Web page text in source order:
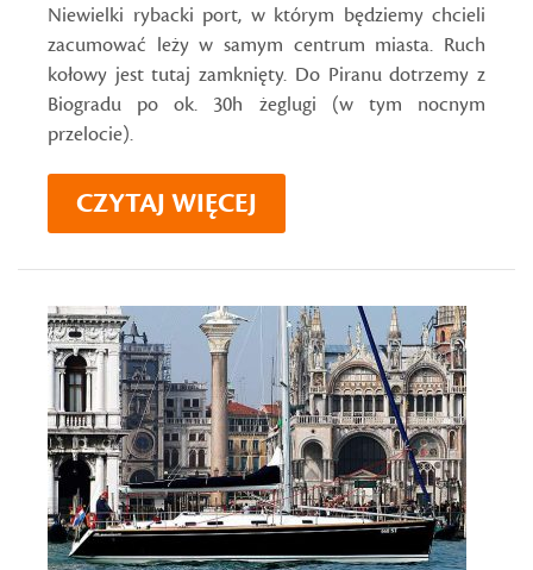
Niewielki rybacki port, w którym będziemy chcieli
zacumować leży w samym centrum miasta. Ruch
kołowy jest tutaj zamknięty. Do Piranu dotrzemy z
Biogradu po ok. 30h żeglugi (w tym nocnym
przelocie).
CZYTAJ WIĘCEJ